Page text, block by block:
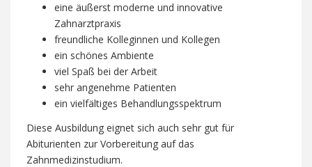
eine äußerst moderne und innovative
Zahnarztpraxis
freundliche Kolleginnen und Kollegen
ein schönes Ambiente
viel Spaß bei der Arbeit
sehr angenehme Patienten
ein vielfältiges Behandlungsspektrum
Diese Ausbildung eignet sich auch sehr gut für
Abiturienten zur Vorbereitung auf das
Zahnmedizinstudium.